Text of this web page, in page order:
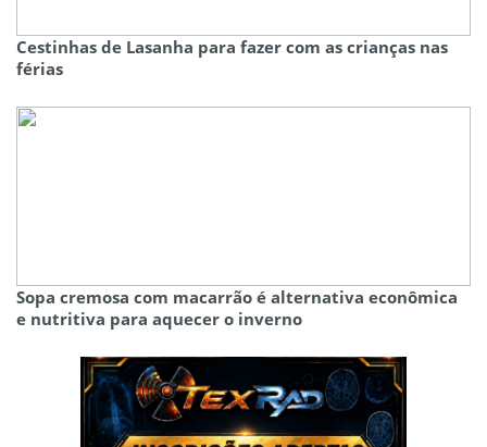
Cestinhas de Lasanha para fazer com as crianças nas
férias
Sopa cremosa com macarrão é alternativa econômica
e nutritiva para aquecer o inverno